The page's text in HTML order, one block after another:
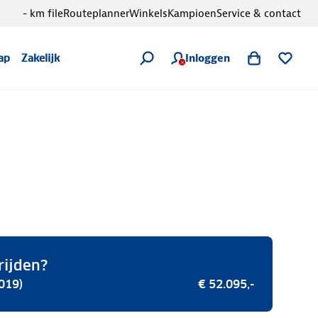
Zakelijk Inloggen
- km fileRouteplannerWinkelsKampioenService & contact
€ 52.095,-